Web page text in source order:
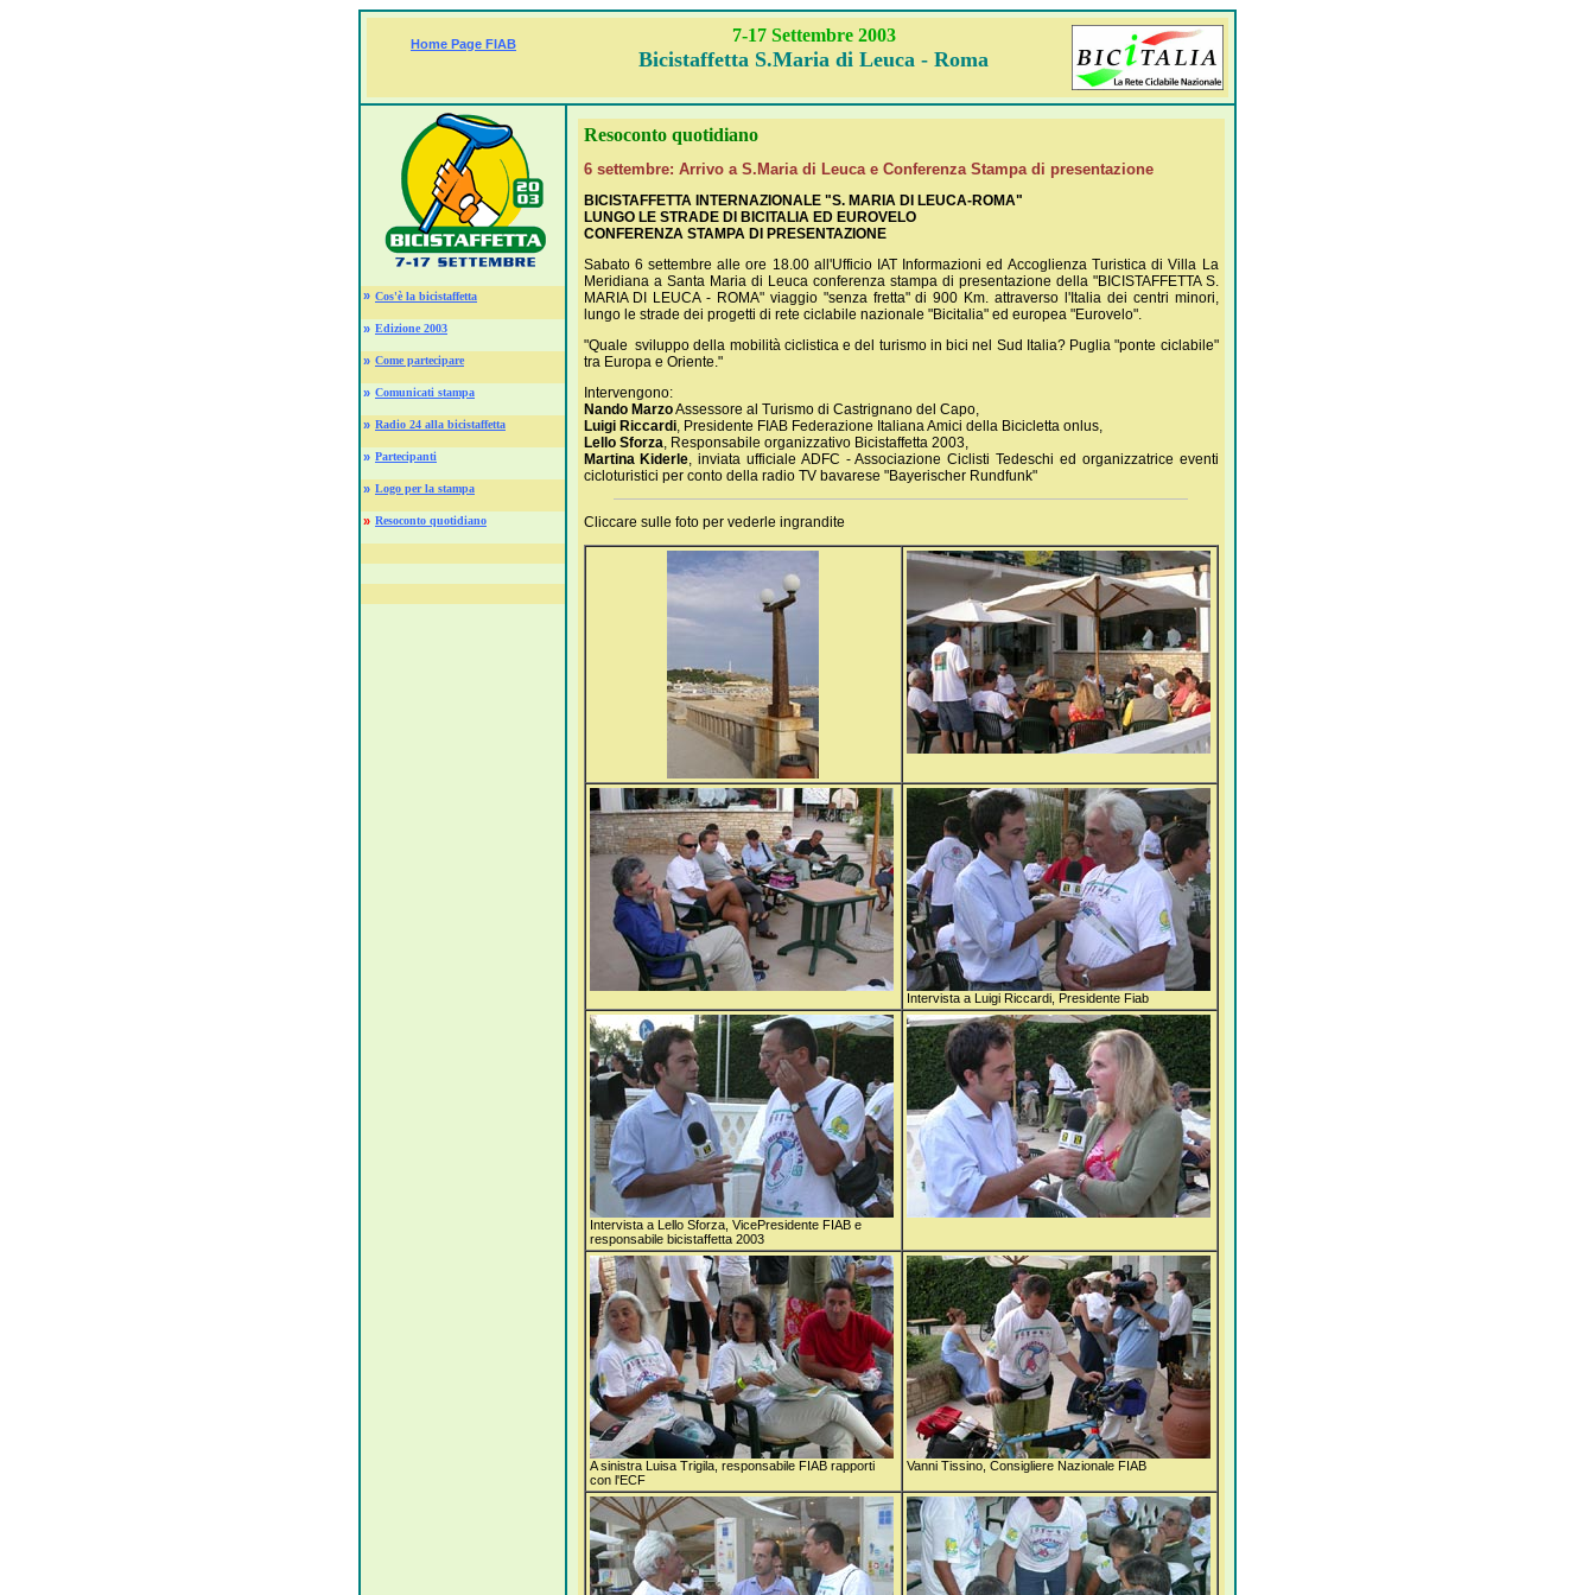
Home Page FIAB 7-17 Settembre 2003
Bicistaffetta S.Maria di Leuca - Roma
» Cos'è la bicistaffetta
» Edizione 2003
» Come partecipare
» Comunicati stampa
» Radio 24 alla bicistaffetta
» Partecipanti
» Logo per la stampa
» Resoconto quotidiano
Resoconto quotidiano
6 settembre: Arrivo a S.Maria di Leuca e Conferenza Stampa di presentazione
BICISTAFFETTA INTERNAZIONALE "S. MARIA DI LEUCA-ROMA"
LUNGO LE STRADE DI BICITALIA ED EUROVELO
CONFERENZA STAMPA DI PRESENTAZIONE
Sabato 6 settembre alle ore 18.00 all'Ufficio IAT Informazioni ed Accoglienza Turistica di Villa La
Meridiana a Santa Maria di Leuca conferenza stampa di presentazione della "BICISTAFFETTA S.
MARIA DI LEUCA - ROMA" viaggio "senza fretta" di 900 Km. attraverso l'Italia dei centri minori,
lungo le strade dei progetti di rete ciclabile nazionale "Bicitalia" ed europea "Eurovelo".
"Quale sviluppo della mobilità ciclistica e del turismo in bici nel Sud Italia? Puglia "ponte ciclabile"
tra Europa e Oriente."
Intervengono:
Nando MarzoAssessore al Turismo di Castrignano del Capo,
Luigi Riccardi, Presidente FIAB Federazione Italiana Amici della Bicicletta onlus,
Lello Sforza, Responsabile organizzativo Bicistaffetta 2003,
Martina Kiderle, inviata ufficiale ADFC - Associazione Ciclisti Tedeschi ed organizzatrice eventi
cicloturistici per conto della radio TV bavarese "Bayerischer Rundfunk"
Cliccare sulle foto per vederle ingrandite
Intervista a Luigi Riccardi, Presidente Fiab
Intervista a Lello Sforza, VicePresidente FIAB e
responsabile bicistaffetta 2003
A sinistra Luisa Trigila, responsabile FIAB rapporti
con l'ECF
Vanni Tissino, Consigliere Nazionale FIAB